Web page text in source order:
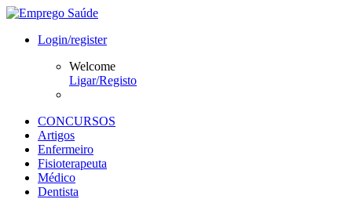
Login/register
Welcome
Ligar/Registo
CONCURSOS
Artigos
Enfermeiro
Fisioterapeuta
Médico
Dentista